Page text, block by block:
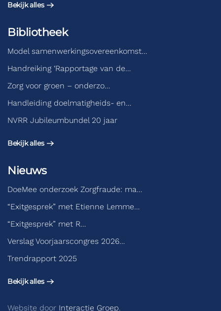
Bekijk alles
Bibliotheek
Model samenwerkingsovereenkomst…
Handreiking ‘Rapportage van de…
Zorg voor groen – onderzo…
Handleiding doelmatigheids- en…
NVRR Jubileumbundel 20 jaar
Bekijk alles
Nieuws
DoeMee onderzoek Zorgfraude: ma…
“Exitgesprek” met Etienne Lemme…
“Exitgesprek” met R…
Verslag Voorjaarscongres 2026…
Trendrapport 2025
Bekijk alles
Website door Interactie Groep.